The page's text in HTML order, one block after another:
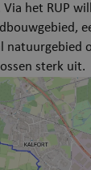
het RUP
natuurgebied
sterk uit.